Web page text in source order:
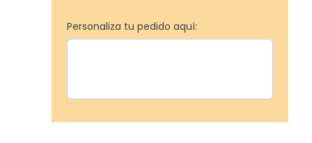
Personaliza tu pedido aquí: